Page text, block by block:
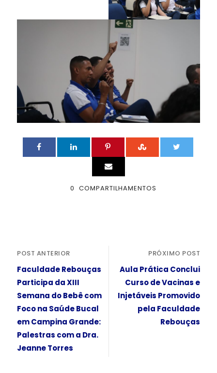
0 COMPARTILHAMENTOS
POST ANTERIOR
Faculdade Rebouças
Participa da XIII
Semana do Bebê com
Foco na Saúde Bucal
em Campina Grande:
Palestras com a Dra.
Jeanne Torres
PRÓXIMO POST
Aula Prática Conclui
Curso de Vacinas e
Injetáveis Promovido
pela Faculdade
Rebouças